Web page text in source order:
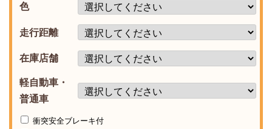
色
走行距離
在庫店舗
軽自動車・
普通車
衝突安全ブレーキ付